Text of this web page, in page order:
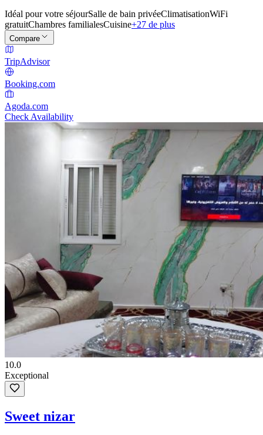
Idéal pour votre séjourSalle de bain privéeClimatisationWiFi
gratuitChambres familialesCuisine+27 de plus
Compare
TripAdvisor
Booking.com
Agoda.com
Check Availability
10.0
Exceptional
Sweet nizar